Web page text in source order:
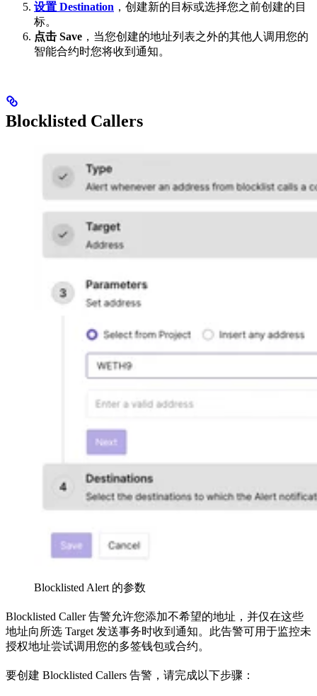
设置 Destination ，创建新的目标或选择您之前创建的目
标。
点击 Save ，当您创建的地址列表之外的其他人调用您的
智能合约时您将收到通知。
Blocklisted Callers
Blocklisted Alert 的参数
Blocklisted Caller 告警允许您添加不希望的地址，并仅在这些
地址向所选 Target 发送事务时收到通知。此告警可用于监控未
授权地址尝试调用您的多签钱包或合约。
要创建 Blocklisted Callers 告警，请完成以下步骤：